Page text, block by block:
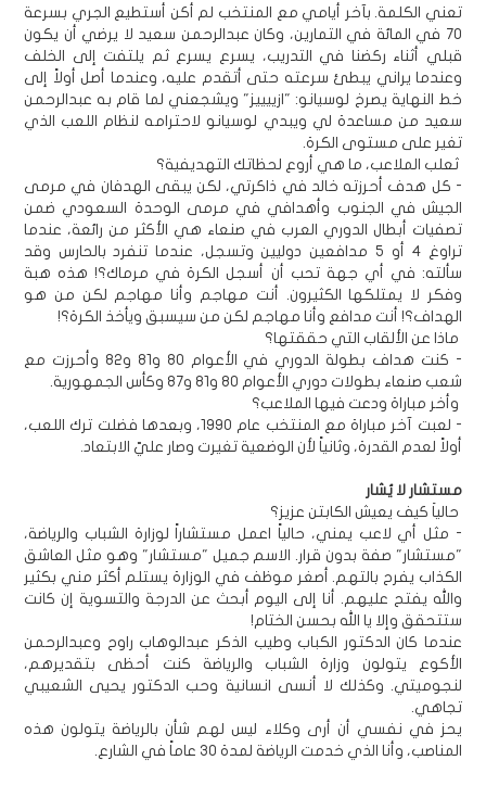
تعني الكلمة. بآخر أيامي مع المنتخب لم أكن أستطيع الجري بسرعة
70 في المائة في التمارين، وكان عبدالرحمن سعيد لا يرضي أن يكون
قبلي أثناء ركضنا في التدريب، يسرع يسرع ثم يلتفت إلى الخلف
وعندما يراني يبطئ سرعته حتى أتقدم عليه، وعندما أصل أولاً إلى
خط النهاية يصرخ لوسيانو: "ازييييز" ويشجعني لما قام به عبدالرحمن
سعيد من مساعدة لي ويبدي لوسيانو لاحترامه لنظام اللعب الذي
تغير على مستوى الكرة.
ثعلب الملاعب، ما هي أروع لحظاتك التهديفية؟
- كل هدف أحرزته خالد في ذاكرتي، لكن يبقى الهدفان في مرمى
الجيش في الجنوب وأهدافي في مرمى الوحدة السعودي ضمن
تصفيات أبطال الدوري العرب في صنعاء هي الأكثر من رائعة، عندما
تراوغ 4 أو 5 مدافعين دوليين وتسجل، عندما تنفرد بالحارس وقد
سألته: في أي جهة تحب أن أسجل الكرة في مرماك؟! هذه هبة
وفكر لا يمتلكها الكثيرون. أنت مهاجم وأنا مهاجم لكن من هو
الهداف؟! أنت مدافع وأنا مهاجم لكن من سيسبق ويأخذ الكرة؟!
ماذا عن الألقاب التي حققتها؟
- كنت هداف بطولة الدوري في الأعوام 80 و81 و82 وأحرزت مع
شعب صنعاء بطولات دوري الأعوام 80 و81 و87 وكأس الجمهورية.
وأخر مباراة ودعت فيها الملاعب؟
- لعبت آخر مباراة مع المنتخب عام 1990، وبعدها فضلت ترك اللعب،
أولاً لعدم القدرة، وثانياً لأن الوضعية تغيرت وصار عليّ الابتعاد.
مستشار لا يُشار
حالياَ كيف يعيش الكابتن عزيز؟
- مثل أي لاعب يمني، حالياً اعمل مستشاراً لوزارة الشباب والرياضة،
"مستشار" صفة بدون قرار. الاسم جميل "مستشار" وهو مثل العاشق
الكذاب يفرح بالتهم. أصغر موظف في الوزارة يستلم أكثر مني بكثير
والله يفتح عليهم. أنا إلى اليوم أبحث عن الدرجة والتسوية إن كانت
ستتحقق وإلا يا الله بحسن الختام!
عندما كان الدكتور الكباب وطيب الذكر عبدالوهاب راوح وعبدالرحمن
الأكوع يتولون وزارة الشباب والرياضة كنت أحظى بتقديرهم،
لنجوميتي. وكذلك لا أنسى انسانية وحب الدكتور يحيى الشعيبي
تجاهي.
يحز في نفسي أن أرى وكلاء ليس لهم شأن بالرياضة يتولون هذه
المناصب، وأنا الذي خدمت الرياضة لمدة 30 عاماً في الشارع.